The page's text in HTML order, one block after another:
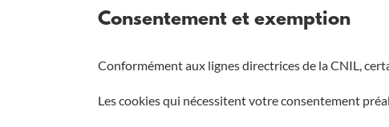
Consentement et exemption
Conformément aux lignes directrices de la CNIL,
Les cookies qui nécessitent votre consentement